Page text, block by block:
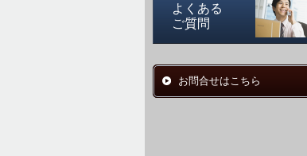
よくある
ご質問
お問合せはこちら